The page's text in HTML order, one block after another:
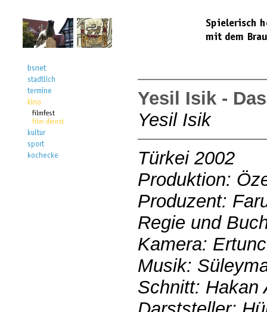
Yesil Isik -
Yesil Isik
Türkei 2002
Produktion:
Produzent:
Regie und
Kamera:
Musik:
Schnitt: Hakan